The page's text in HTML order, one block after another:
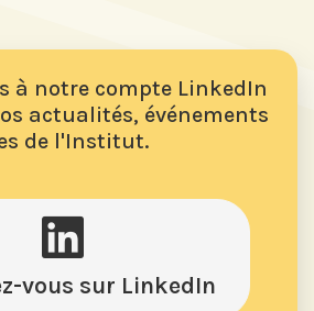
à notre compte LinkedIn
actualités, événements
de l'Institut.
vous sur LinkedIn